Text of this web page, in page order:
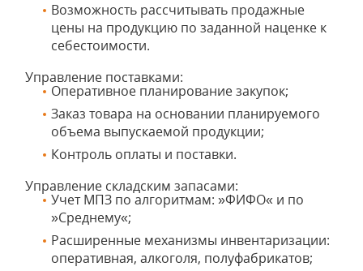
Возможность рассчитывать продажные
цены на продукцию по заданной наценке к
себестоимости.
Управление поставками:
Оперативное планирование закупок;
Заказ товара на основании планируемого
объема выпускаемой продукции;
Контроль оплаты и поставки.
Управление складским запасами:
Учет МПЗ по алгоритмам: »ФИФО« и по
»Среднему«;
Расширенные механизмы инвентаризации:
оперативная, алкоголя, полуфабрикатов;